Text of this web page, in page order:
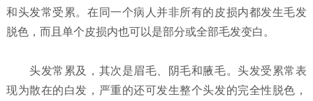
和头发常受累。在同一个病人并非所有的皮损内都发生毛发
脱色，而且单个皮损内也可以是部分或全部毛发变白。
头发常累及，其次是眉毛、阴毛和腋毛。头发受累常表
现为散在的白发，严重的还可发生整个头发的完全性脱色，